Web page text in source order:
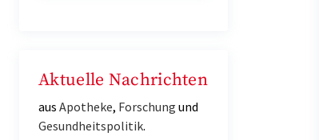
Aktuelle Nachrichten
aus Apotheke, Forschung und
Gesundheitspolitik.